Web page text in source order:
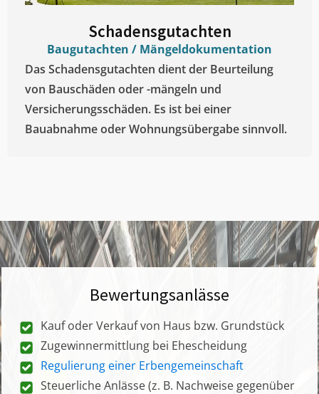
Schadensgutachten
Baugutachten / Mängeldokumentation
Das Schadensgutachten dient der Beurteilung
von Bauschäden oder -mängeln und
Versicherungsschäden. Es ist bei einer
Bauabnahme oder Wohnungsübergabe sinnvoll.
Bewertungsanlässe
Kauf oder Verkauf von Haus bzw. Grundstück
Zugewinnermittlung bei Ehescheidung
Regulierung einer Erbengemeinschaft
Steuerliche Anlässe (z. B. Nachweise gegenüber